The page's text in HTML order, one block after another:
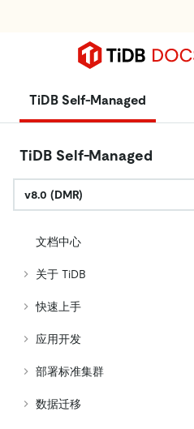
TiDB Self-Managed
TiDB Self-Managed
v8.0 (DMR)
文档中心
关于 TiDB
快速上手
应用开发
部署标准集群
数据迁移